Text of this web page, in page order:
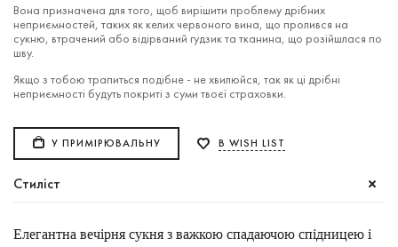
Вона призначена для того, щоб вирішити проблему дрібних
неприємностей, таких як келих червоного вина, що пролився на
сукню, втрачений або відірваний гудзик та тканина, що розійшлася по
шву.
Якщо з тобою трапиться подібне - не хвилюйся, так як ці дрібні
неприємності будуть покриті з суми твоєї страховки.
У ПРИМІРЮВАЛЬНУ В WISH LIST
Стиліст
Елегантна вечірня сукня з важкою спадаючою спідницею і